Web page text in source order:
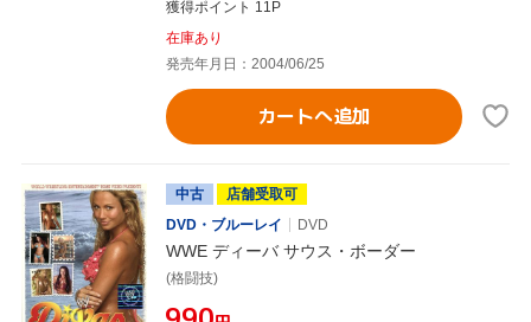
獲得ポイント 11P
在庫あり
発売年月日：2004/06/25
カートへ追加
中古
店舗受取可
DVD・ブルーレイ
DVD
WWE ディーバ サウス・ボーダー
(格闘技)